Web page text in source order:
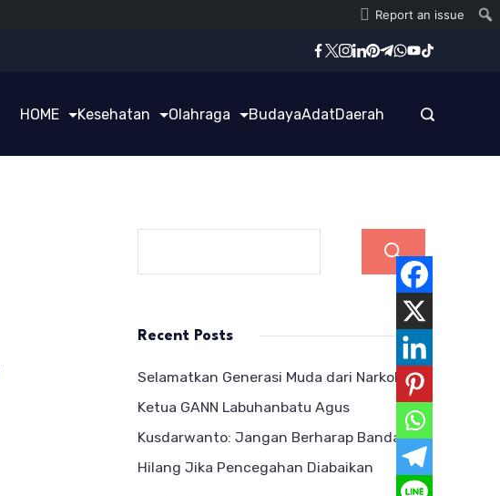
Report an issue
HOME Kesehatan Olahraga BudayaAdatDaerah
Recent Posts
Selamatkan Generasi Muda dari Narkoba,
Ketua GANN Labuhanbatu Agus
Kusdarwanto: Jangan Berharap Bandar
Hilang Jika Pencegahan Diabaikan